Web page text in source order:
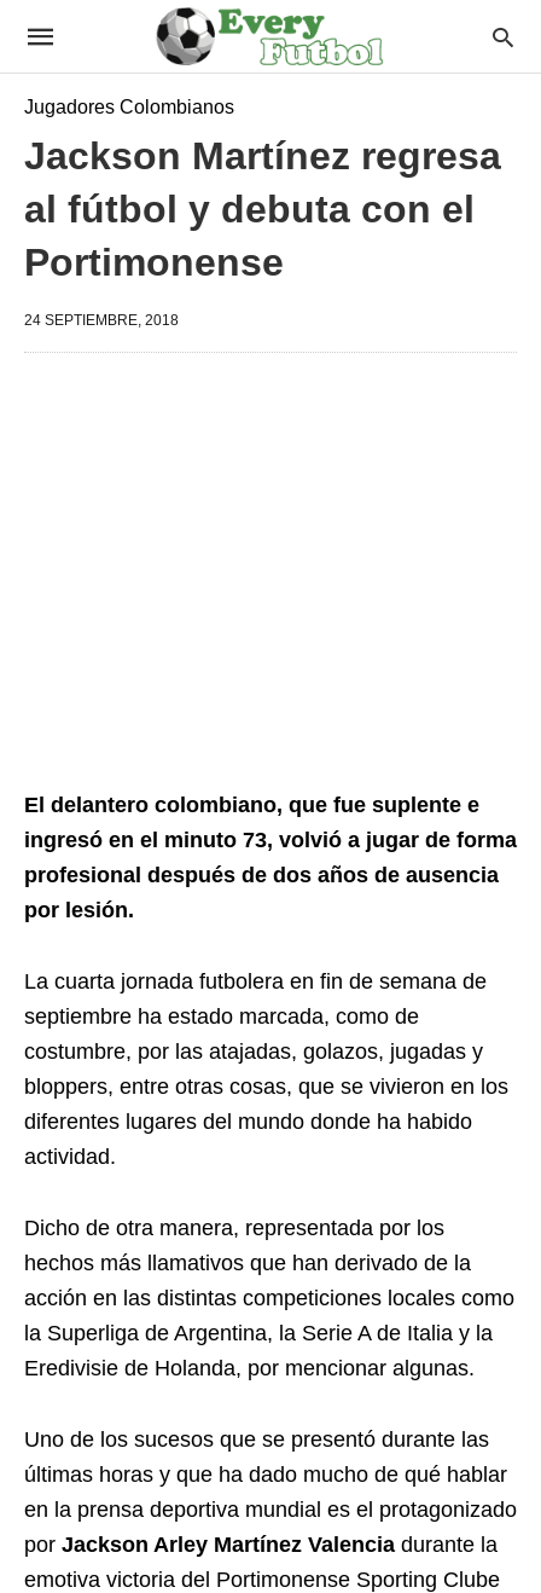
Jugadores Colombianos
Jackson Martínez regresa
al fútbol y debuta con el
Portimonense
24 SEPTIEMBRE, 2018
El delantero colombiano, que fue suplente e
ingresó en el minuto 73, volvió a jugar de forma
profesional después de dos años de ausencia
por lesión.
La cuarta jornada futbolera en fin de semana de
septiembre ha estado marcada, como de
costumbre, por las atajadas, golazos, jugadas y
bloppers, entre otras cosas, que se vivieron en los
diferentes lugares del mundo donde ha habido
actividad.
Dicho de otra manera, representada por los
hechos más llamativos que han derivado de la
acción en las distintas competiciones locales como
la Superliga de Argentina, la Serie A de Italia y la
Eredivisie de Holanda, por mencionar algunas.
Uno de los sucesos que se presentó durante las
últimas horas y que ha dado mucho de qué hablar
en la prensa deportiva mundial es el protagonizado
por Jackson Arley Martínez Valencia durante la
emotiva victoria del Portimonense Sporting Clube